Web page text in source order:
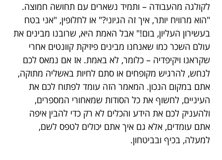
לקולגה מהעבודה – ותמיד נשארים עם תחושה חמוצה.
"הוא מרוויח יותר, איך זה הגיוני?" או לחלופין, "אני בטח
בעשירון העליון, בום!" אבל האמת היא, שרובנו מבינים את
עולם השכר כמו שאנחנו מבינים פיזיקת קוונטים אחרי
שקראנו ויקיפדיה – כלומר, לא באמת. אז אם נמאס לכם
לנחש, להרגיש מקופחים או סתם לחיות באשליה מתוקה,
אתם במקום הנכון. המאמר הזה עומד לפתוח לכם את
העיניים, לחשוף את כל הסודות שמאחורי המספרים,
ולהעניק לכם את הידע והכלים לא רק כדי להבין איפה
אתם עומדים, אלא גם איך אתם יכולים לטפס לשם,
למעלה, בכיף ובביטחון.